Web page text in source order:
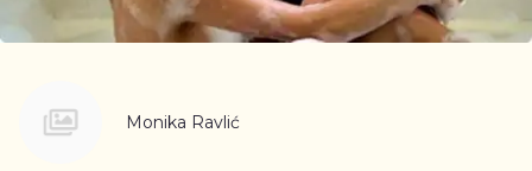
Monika Ravlić